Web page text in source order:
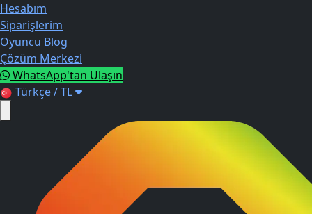
Hesabım
Siparişlerim
Oyuncu Blog
Çözüm Merkezi
WhatsApp'tan Ulaşın
Türkçe / TL